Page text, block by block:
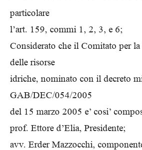
particolare
l’art. 159, commi 1, 2, 3, e 6;
Considerato che il Comitato per
delle risorse
idriche, nominato con il decreto
GAB/DEC/054/2005
del 15 marzo 2005 e’ cosi’
prof. Ettore d’Elia, Presidente;
avv. Erder Mazzocchi,